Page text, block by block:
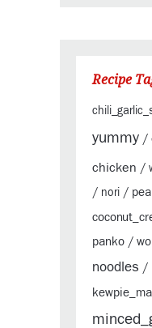
Recipe
yummy /
chicken /
/ nori /
panko /
noodles /